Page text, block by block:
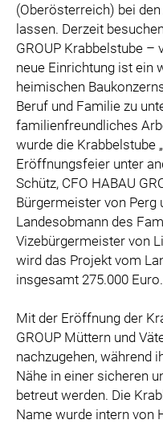
(Oberösterreich) bei den
lassen. Derzeit
GROUP Krabbelstube
neue Einrichtung ist ein
heimischen
Beruf und Familie zu
familienfreundliches
wurde die Krabbelstube
Eröffnungsfeier unter
Schütz, CFO HABAU
Bürgermeister von Perg
Landesobmann des
Vizebürgermeister von
wird das Projekt vom
insgesamt 275.000 Euro.
Mit der Eröffnung der
GROUP Müttern und
nachzugehen, während
Nähe in einer sicheren
betreut werden. Die
Name wurde intern von